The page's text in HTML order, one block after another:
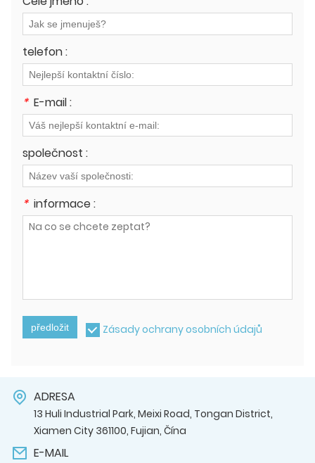
telefon :
* E-mail :
společnost :
* informace :
předložit Zásady ochrany osobních údajů
ADRESA
13 Huli Industrial Park, Meixi Road, Tongan District,
Xiamen City 361100, Fujian, Čína
E-MAIL